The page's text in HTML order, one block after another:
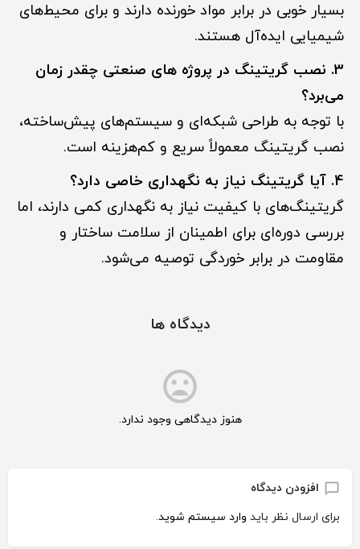
بسیار خوبی در برابر مواد خورنده دارند و برای محیط‌های
شیمیایی ایده‌آل هستند.
3. نصب گریتینگ در پروژه های صنعتی چقدر زمان
می‌برد؟
با توجه به طراحی شبکه‌ای و سیستم‌های پیش‌ساخته،
نصب گریتینگ معمولاً سریع و کم‌هزینه است.
4. آیا گریتینگ نیاز به نگهداری خاصی دارد؟
گریتینگ‌های با کیفیت نیاز به نگهداری کمی دارند، اما
بررسی دوره‌ای برای اطمینان از سلامت ساختار و
مقاومت در برابر خوردگی توصیه می‌شود.
دیدگاه ها
هنوز دیدگاهی وجود ندارد.
افزودن دیدگاه
برای ارسال نظر باید وارد سیستم شوید.